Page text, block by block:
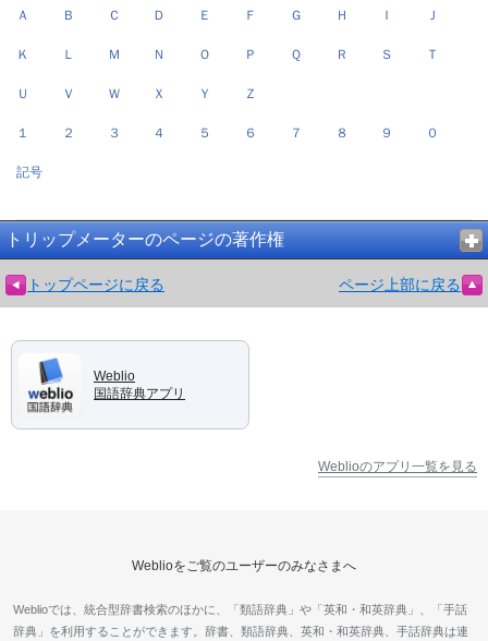
Ａ Ｂ Ｃ Ｄ Ｅ Ｆ Ｇ Ｈ Ｉ Ｊ
Ｋ Ｌ Ｍ Ｎ Ｏ Ｐ Ｑ Ｒ Ｓ Ｔ
Ｕ Ｖ Ｗ Ｘ Ｙ Ｚ
１ ２ ３ ４ ５ ６ ７ ８ ９ ０
記号
トリップメーターのページの著作権
トップページに戻る ページ上部に戻る
Weblio
国語辞典アプリ
Weblioのアプリ一覧を見る
Weblioをご覧のユーザーのみなさまへ
Weblioでは、統合型辞書検索のほかに、「類語辞典」や「英和・和英辞典」、「手話
辞典」を利用することができます。辞書、類語辞典、英和・和英辞典、手話辞典は連